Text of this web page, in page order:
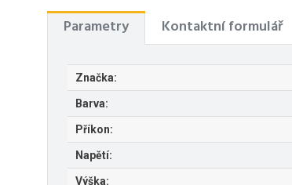
Parametry Kontaktní formulář
Značka:
Barva:
Příkon:
Napětí:
Výška: